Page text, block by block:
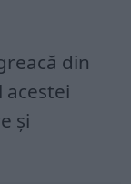
din
și